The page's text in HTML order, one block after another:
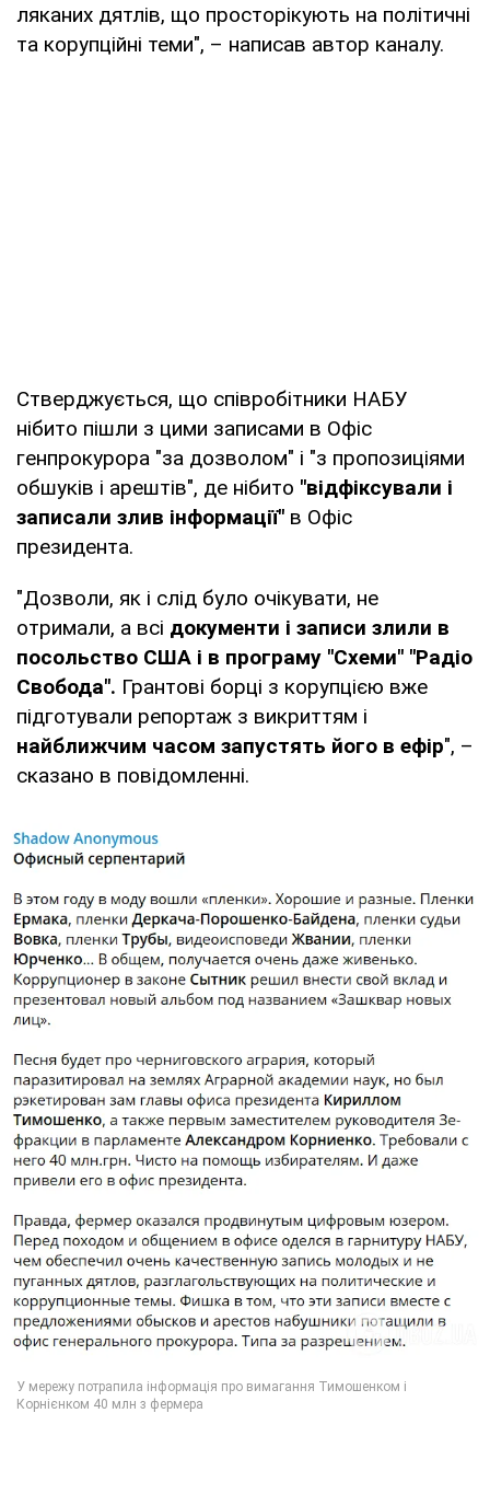
ляканих дятлів, що просторікують на політичні
та корупційні теми", – написав автор каналу.
Стверджується, що співробітники НАБУ
нібито пішли з цими записами в Офіс
генпрокурора "за дозволом" і "з пропозиціями
обшуків і арештів", де нібито "відфіксували і
записали злив інформації" в Офіс
президента.
"Дозволи, як і слід було очікувати, не
отримали, а всі документи і записи злили в
посольство США і в програму "Схеми" "Радіо
Свобода". Грантові борці з корупцією вже
підготували репортаж з викриттям і
найближчим часом запустять його в ефір", –
сказано в повідомленні.